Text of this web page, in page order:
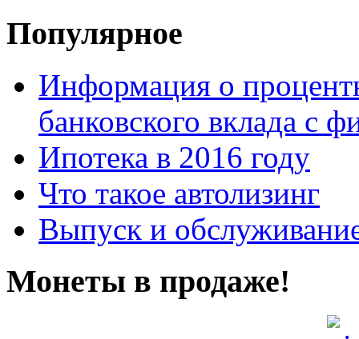
Популярное
Информация о
банковского вклада с
Ипотека в 2016 году
Что такое автолизинг
Выпуск и
Монеты в продаже!